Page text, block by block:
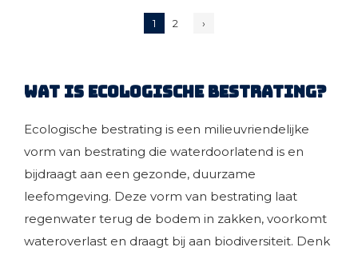
1 2 ›
Wat is ecologische bestrating?
Ecologische bestrating is een milieuvriendelijke
vorm van bestrating die waterdoorlatend is en
bijdraagt aan een gezonde, duurzame
leefomgeving. Deze vorm van bestrating laat
regenwater terug de bodem in zakken, voorkomt
wateroverlast en draagt bij aan biodiversiteit. Denk